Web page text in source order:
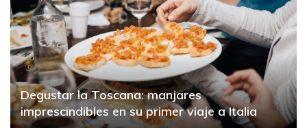
Degustar la Toscana: manjares
imprescindibles en su primer viaje a Italia